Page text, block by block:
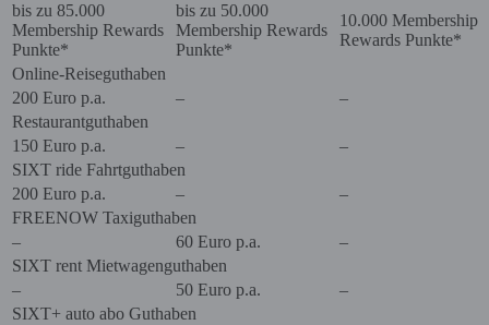
bis zu 85.000
Membership Rewards
Punkte*
bis zu 50.000
Membership Rewards
Punkte*
10.000 Membership
Rewards Punkte*
Online-Reiseguthaben
200 Euro p.a.
–
–
Restaurantguthaben
150 Euro p.a.
–
–
SIXT ride Fahrtguthaben
200 Euro p.a.
–
–
FREENOW Taxiguthaben
–
60 Euro p.a.
–
SIXT rent Mietwagenguthaben
–
50 Euro p.a.
–
SIXT+ auto abo Guthaben